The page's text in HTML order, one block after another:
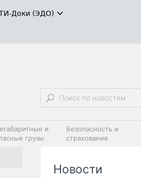
Доки (ЭДО)
и
грузы
Безопасность и
страхование
Новости